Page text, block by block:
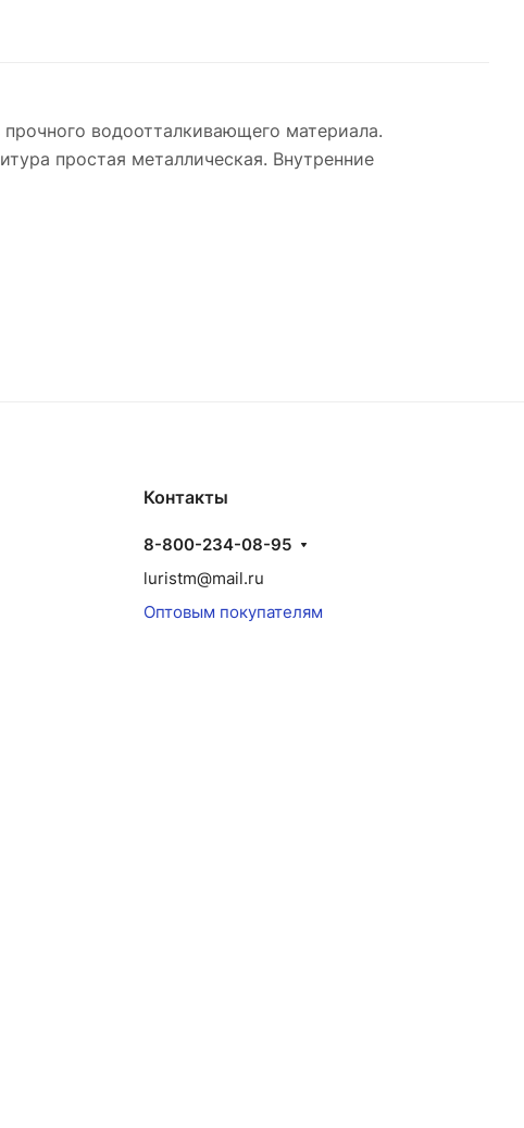
водоотталкивающего материала.
простая металлическая. Внутренние
Контакты
8-800-234-08-95
luristm@mail.ru
Оптовым покупателям